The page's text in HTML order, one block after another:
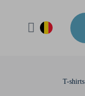
T-shirts